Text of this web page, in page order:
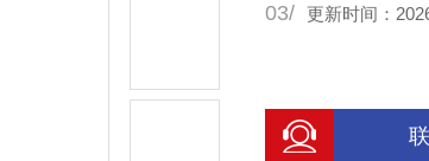
03/ 更新时间：